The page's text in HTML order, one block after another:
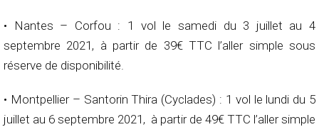
• Nantes – Corfou : 1 vol le samedi du 3 juillet au 4
septembre 2021, à partir de 39€ TTC l’aller simple sous
réserve de disponibilité.
• Montpellier – Santorin Thira (Cyclades) : 1 vol le lundi du 5
juillet au 6 septembre 2021, à partir de 49€ TTC l’aller simple